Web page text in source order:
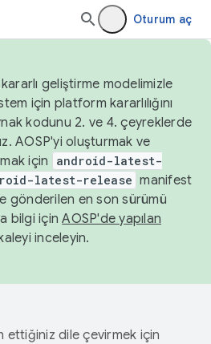
Oturum aç
geliştirme modelimizle
için platform kararlılığını
kodunu 2. ve 4. çeyreklerde
AOSP'yi oluşturmak ve
için
android-latest-
latest-release manifest
gönderilen en son sürümü
bilgi içinAOSP'de yapılan
inceleyin.
ettiğiniz dile çevirmek için